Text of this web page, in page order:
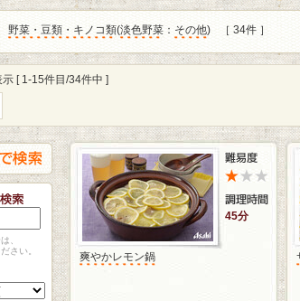
野菜・豆類・キノコ類(淡色野菜 ： その他) ［ 34件 ］
[ 1-15件目/34件中 ]
、
さい。
45分
爽やかレモン鍋